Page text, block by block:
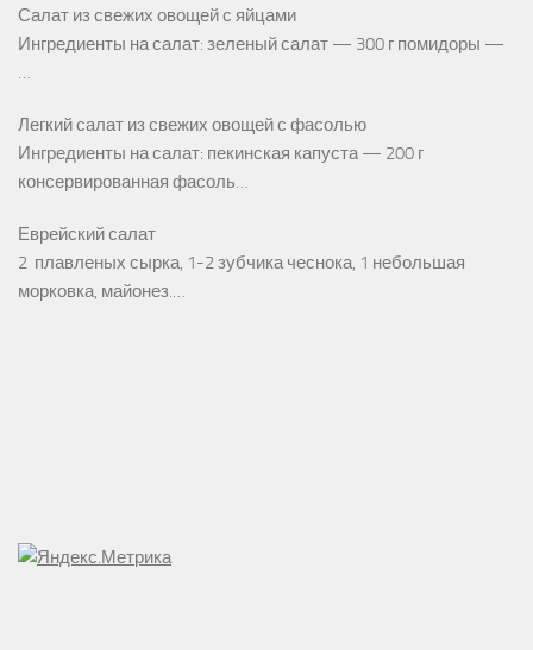
Салат из свежих овощей с яйцами
Ингредиенты на салат: зеленый салат — 300 г помидоры —
…
Легкий салат из свежих овощей с фасолью
Ингредиенты на салат: пекинская капуста — 200 г
консервированная фасоль…
Еврейский салат
2 плавленых сырка, 1-2 зубчика чеснока, 1 небольшая
морковка, майонез.…